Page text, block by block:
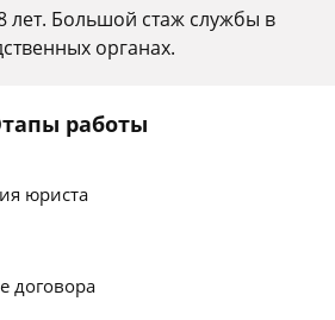
лет. Большой стаж службы в
органах.
работы
юриста
договора